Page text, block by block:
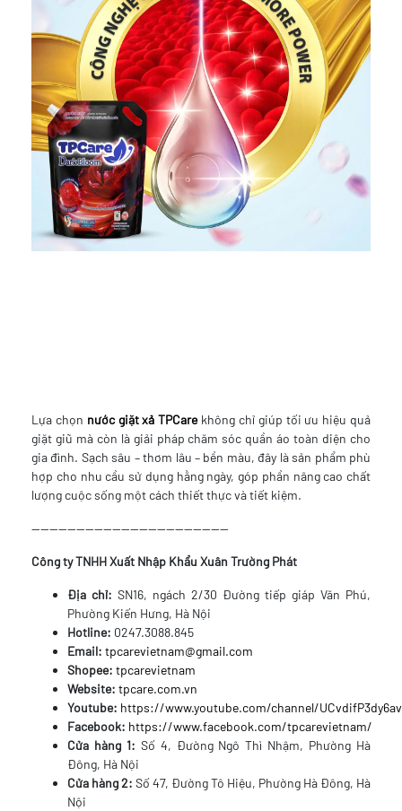
Lựa chọn nước giặt xả TPCare không chỉ giúp tối ưu hiệu quả
giặt giũ mà còn là giải pháp chăm sóc quần áo toàn diện cho
gia đình. Sạch sâu – thơm lâu – bền màu, đây là sản phẩm phù
hợp cho nhu cầu sử dụng hằng ngày, góp phần nâng cao chất
lượng cuộc sống một cách thiết thực và tiết kiệm.
--------------------------------------------
Công ty TNHH Xuất Nhập Khẩu Xuân Trường Phát
Địa chỉ: SN16, ngách 2/30 Đường tiếp giáp Văn Phú,
Phường Kiến Hưng, Hà Nội
Hotline: 0247.3088.845
Email: tpcarevietnam@gmail.com
Shopee: tpcarevietnam
Website: tpcare.com.vn
Youtube: https://www.youtube.com/channel/
Facebook: https://www.facebook.com/tpcarevietnam/
Cửa hàng 1: Số 4, Đường Ngô Thì Nhậm, Phường Hà
Đông, Hà Nội
Cửa hàng 2: Số 47, Đường Tô Hiệu, Phường Hà Đông, Hà
Nội